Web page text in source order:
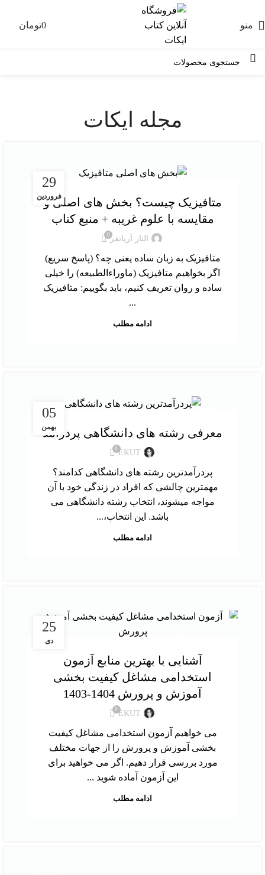
منو 0تومان
مجله ایکات
29
فروردین
متافیزیک چیست؟ بخش های اصلی و
مقایسه با علوم غریبه + منبع کتاب
الناز آریانفر0
متافیزیک به زبان ساده یعنی چه؟ (پاسخ سریع)
اگر بخواهیم متافیزیک (ماوراءالطبیعه) را خیلی
ساده و روان تعریف کنیم، باید بگوییم: متافیزیک
...
ادامه مطلب
05
بهمن
معرفی رشته های دانشگاهی پردرآمد
EKUT
0
پردرآمدترین رشته های دانشگاهی کدامند؟
مهمترین چالشی که افراد در زندگی خود با آن
مواجه میشوند، انتخاب رشته دانشگاهی می
باشد. این انتخاب،...
ادامه مطلب
25
دی
آشنایی با بهترین منابع آزمون
استخدامی مشاغل کیفیت بخشی
آموزش و پرورش 1404-1403
EKUT
0
می خواهیم آزمون استخدامی مشاغل کیفیت
بخشی آموزش و پرورش را از جهات مختلف
مورد بررسی قرار دهیم. اگر می خواهید برای
این آزمون آماده شوید ...
ادامه مطلب